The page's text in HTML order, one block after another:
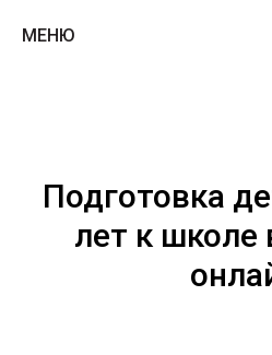
МЕНЮ
Подготовка
лет к